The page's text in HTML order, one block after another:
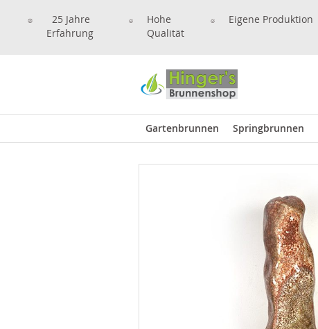
25 Jahre
Erfahrung
Hohe
Qualität
Eigene Produktion
Gartenbrunnen Springbrunnen